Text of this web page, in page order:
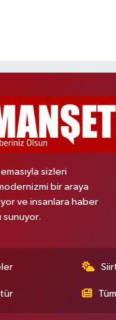
sizleri
bir araya
ve insanlara haber
sunuyor.